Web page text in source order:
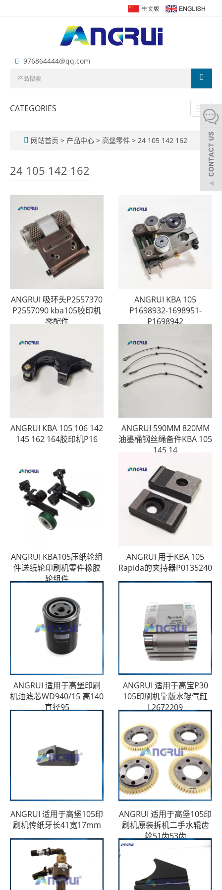
976864444@qq.com
Toggle
CATEGORIES
网站首页 > 产品中心 > 高堡零件 > 24 105 142 162
24 105 142 162
ANGRUI 吸环头P2557370
P2557090 kba105胶印机
零配件
ANGRUI KBA 105
P1698932-1698951-
P1698942
ANGRUI KBA 105 106 142
145 162 164胶印机P16
ANGRUI 590MM 820MM
油墨桶钢丝绳备件KBA 105
145 14
ANGRUI KBA105压纸轮组
件送纸轮印刷机零件橡胶
轮组件
ANGRUI 用于KBA 105
Rapida的夹持器P0135240
ANGRUI 适用于高堡印刷
机油滤芯WD940/15 高140
直径95
ANGRUI 适用于高宝P30
105印刷机靠版水辊气缸
L2672209
ANGRUI 适用于高堡105印
刷机传纸牙长41宽17mm
ANGRUI 适用于高堡105印
刷机原装拆机二手水辊齿
轮51齿53齿